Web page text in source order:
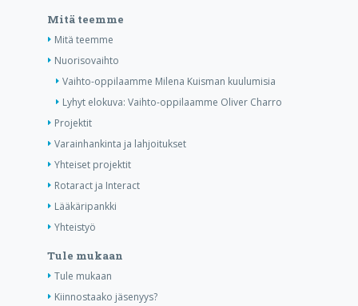
Mitä teemme
Mitä teemme
Nuorisovaihto
Vaihto-oppilaamme Milena Kuisman kuulumisia
Lyhyt elokuva: Vaihto-oppilaamme Oliver Charro
Projektit
Varainhankinta ja lahjoitukset
Yhteiset projektit
Rotaract ja Interact
Lääkäripankki
Yhteistyö
Tule mukaan
Tule mukaan
Kiinnostaako jäsenyys?